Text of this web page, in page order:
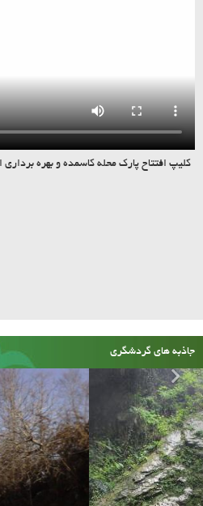
کلیپ افتتاح پارک محله کاسمده و بهره
جاذبه های گردشگری